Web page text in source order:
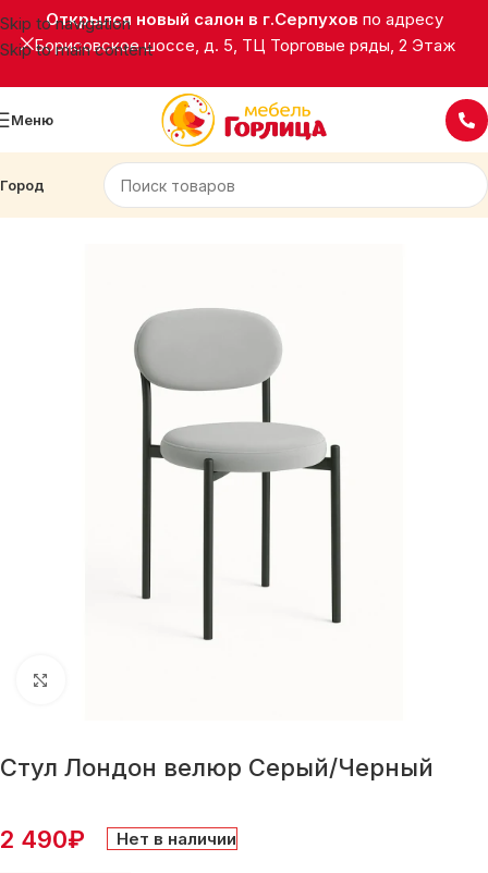
Skip to navigation
Skip to main content
Открылся новый салон в г.Серпухов по адресу
Борисовское шоссе, д. 5, ТЦ Торговые ряды, 2 Этаж
Меню
Город
Стулья/Табуреты
Стул Лондон велюр Серый/Черный
2 490₽ Нет в наличии